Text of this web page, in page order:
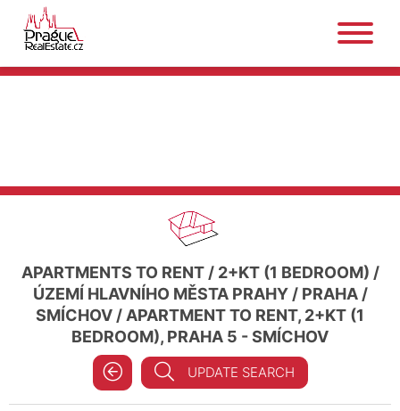
APARTMENTS TO RENT/ 2+KT (1 BEDROOM) /
ÚZEMÍ HLAVNÍHO MĚSTA PRAHY/ PRAHA/
SMÍCHOV / APARTMENT TO RENT, 2+KT (1
BEDROOM), PRAHA 5 - SMÍCHOV
UPDATE SEARCH